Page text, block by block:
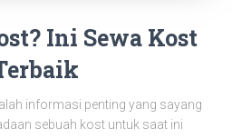
Ini Sewa Kost
informasi penting yang sayang
sebuah kost untuk saat ini